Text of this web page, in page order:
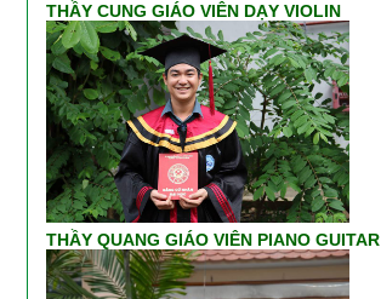
THẦY CUNG GIÁO VIÊN DẠY VIOLIN
THẦY QUANG GIÁO VIÊN PIANO GUITAR